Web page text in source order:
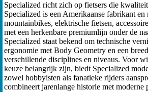
Specialized richt zich op fietsers die
Specialized is een Amerikaanse fabrikant en
mountainbikes, elektrische fietsen,
met een herkenbare premiumlijn onder de
Specialized staat bekend om technische
ergonomie met Body Geometry en een
verschillende disciplines en niveaus. Voor
keuze belangrijk zijn, biedt Specialized
zowel hobbyisten als fanatieke rijders
combineert jarenlange historie met